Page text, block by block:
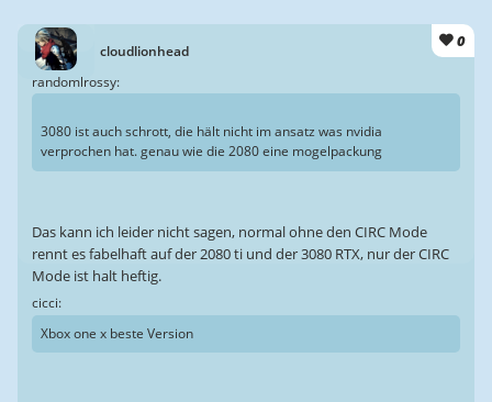
cloudlionhead
0
randomlrossy:
3080 ist auch schrott, die hält nicht im ansatz was nvidia
verprochen hat. genau wie die 2080 eine mogelpackung
Das kann ich leider nicht sagen, normal ohne den CIRC Mode
rennt es fabelhaft auf der 2080 ti und der 3080 RTX, nur der CIRC
Mode ist halt heftig.
cicci:
Xbox one x beste Version